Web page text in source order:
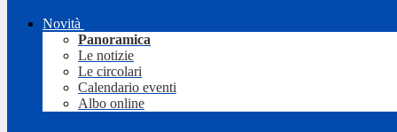
Novità
Panoramica
Le notizie
Le circolari
Calendario eventi
Albo online